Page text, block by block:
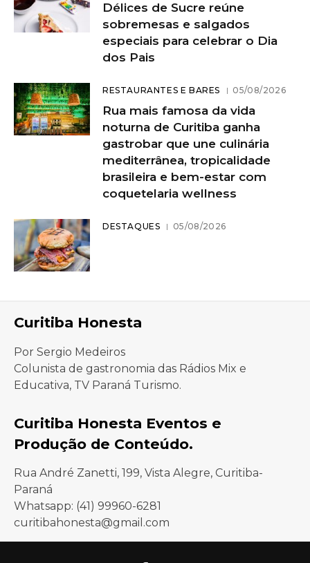
Délices de Sucre reúne
sobremesas e salgados
especiais para celebrar o Dia
dos Pais
RESTAURANTES E BARES 05/08/2026
Rua mais famosa da vida
noturna de Curitiba ganha
gastrobar que une culinária
mediterrânea, tropicalidade
brasileira e bem-estar com
coquetelaria wellness
DESTAQUES 05/08/2026
Curitiba Honesta
Por Sergio Medeiros
Colunista de gastronomia das Rádios Mix e
Educativa, TV Paraná Turismo.
Curitiba Honesta Eventos e
Produção de Conteúdo.
Rua André Zanetti, 199, Vista Alegre, Curitiba-
Paraná
Whatsapp: (41) 99960-6281
curitibahonesta@gmail.com